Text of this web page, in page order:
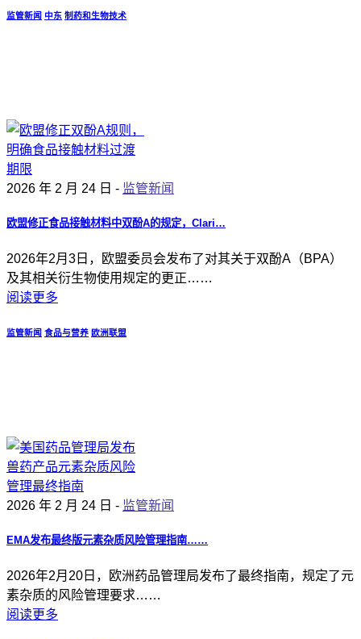
监管新闻 中东 制药和生物技术
2026 年 2 月 24 日 - 监管新闻
欧盟修正食品接触材料中双酚A的规定，Clari…
2026年2月3日，欧盟委员会发布了对其关于双酚A（BPA）
及其相关衍生物使用规定的更正……
阅读更多
监管新闻 食品与营养 欧洲联盟
2026 年 2 月 24 日 - 监管新闻
EMA发布最终版元素杂质风险管理指南……
2026年2月20日，欧洲药品管理局发布了最终指南，规定了元
素杂质的风险管理要求……
阅读更多